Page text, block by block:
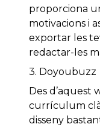
proporciona
motivacions i
exportar les
redactar-les
3. Doyoubuzz
Des d’aquest
currículum
disseny